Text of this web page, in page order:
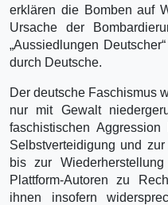
erklären die Bomben auf
Ursache der
„Aussiedlungen
durch Deutsche.
Der deutsche Faschismus
nur mit Gewalt
faschistischen
Selbstverteidigung und
bis zur
Plattform-Autoren zu
ihnen insofern